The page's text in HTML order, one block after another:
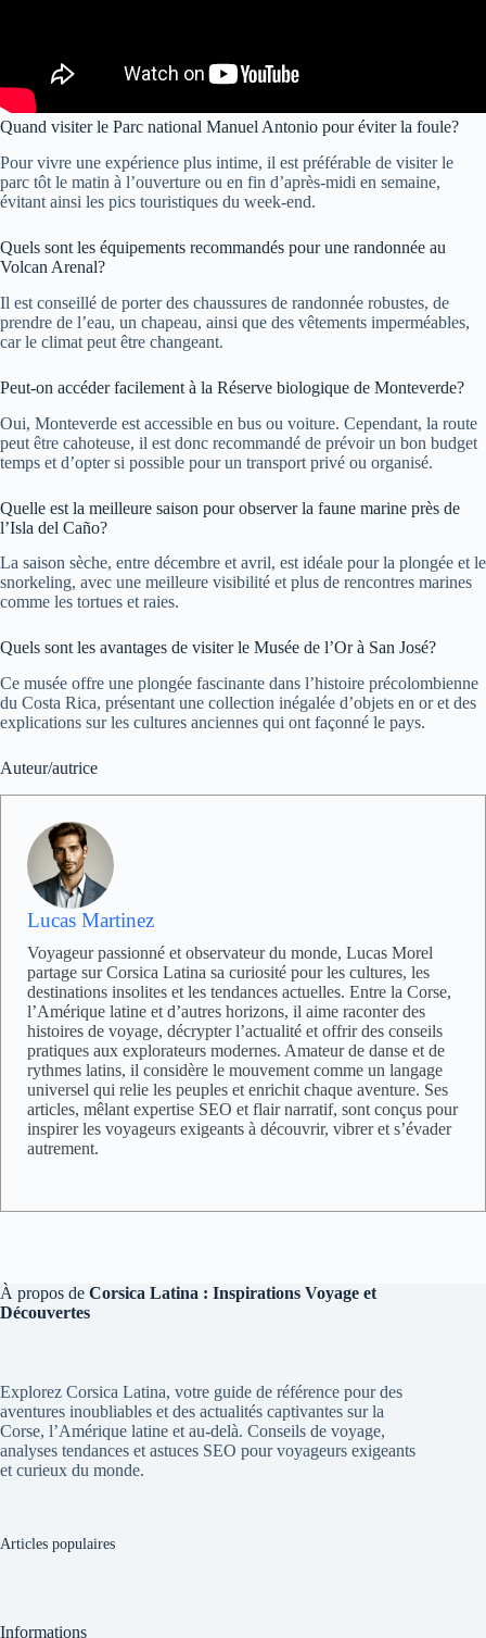
Quand visiter le Parc national Manuel Antonio pour éviter la foule?
Pour vivre une expérience plus intime, il est préférable de visiter le
parc tôt le matin à l’ouverture ou en fin d’après-midi en semaine,
évitant ainsi les pics touristiques du week-end.
Quels sont les équipements recommandés pour une randonnée au
Volcan Arenal?
Il est conseillé de porter des chaussures de randonnée robustes, de
prendre de l’eau, un chapeau, ainsi que des vêtements imperméables,
car le climat peut être changeant.
Peut-on accéder facilement à la Réserve biologique de Monteverde?
Oui, Monteverde est accessible en bus ou voiture. Cependant, la route
peut être cahoteuse, il est donc recommandé de prévoir un bon budget
temps et d’opter si possible pour un transport privé ou organisé.
Quelle est la meilleure saison pour observer la faune marine près de
l’Isla del Caño?
La saison sèche, entre décembre et avril, est idéale pour la plongée et le
snorkeling, avec une meilleure visibilité et plus de rencontres marines
comme les tortues et raies.
Quels sont les avantages de visiter le Musée de l’Or à San José?
Ce musée offre une plongée fascinante dans l’histoire précolombienne
du Costa Rica, présentant une collection inégalée d’objets en or et des
explications sur les cultures anciennes qui ont façonné le pays.
Auteur/autrice
Lucas Martinez
Voyageur passionné et observateur du monde, Lucas Morel
partage sur Corsica Latina sa curiosité pour les cultures, les
destinations insolites et les tendances actuelles. Entre la Corse,
l’Amérique latine et d’autres horizons, il aime raconter des
histoires de voyage, décrypter l’actualité et offrir des conseils
pratiques aux explorateurs modernes. Amateur de danse et de
rythmes latins, il considère le mouvement comme un langage
universel qui relie les peuples et enrichit chaque aventure. Ses
articles, mêlant expertise SEO et flair narratif, sont conçus pour
inspirer les voyageurs exigeants à découvrir, vibrer et s’évader
autrement.
À propos de Corsica Latina : Inspirations Voyage et
Découvertes
Explorez Corsica Latina, votre guide de référence pour des
aventures inoubliables et des actualités captivantes sur la
Corse, l’Amérique latine et au-delà. Conseils de voyage,
analyses tendances et astuces SEO pour voyageurs exigeants
et curieux du monde.
Articles populaires
Informations